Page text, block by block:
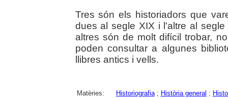
Tres són els historiadors que
dues al segle XIX i l'altre al
altres són de molt difícil trobar,
poden consultar a algunes
llibres antics i vells.
Matèries: Historiografia; Història general ;